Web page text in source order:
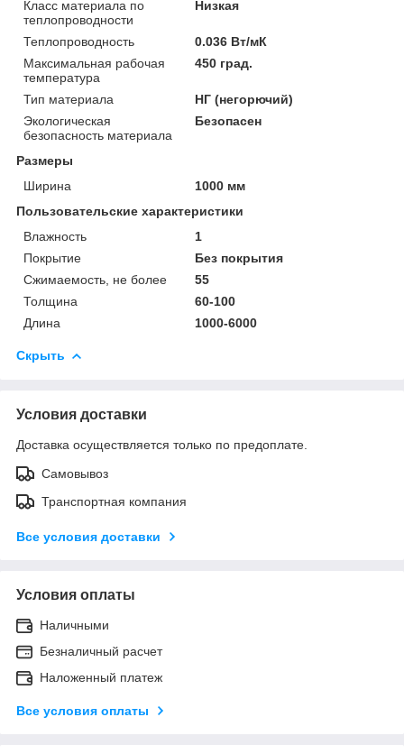
Класс материала по
теплопроводности
Низкая
Теплопроводность
0.036 Вт/мК
Максимальная рабочая
температура
450 град.
Тип материала
НГ (негорючий)
Экологическая
безопасность материала
Безопасен
Размеры
Ширина
1000 мм
Пользовательские характеристики
Влажность
1
Покрытие
Без покрытия
Сжимаемость, не более
55
Толщина
60-100
Длина
1000-6000
Скрыть
Условия доставки
Доставка осуществляется только по предоплате.
Самовывоз
Транспортная компания
Все условия доставки
Условия оплаты
Наличными
Безналичный расчет
Наложенный платеж
Все условия оплаты